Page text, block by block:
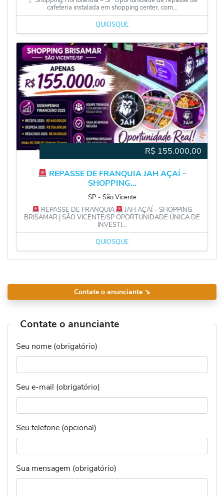
cafeteria instalada em shopping center, com...
QUIOSQUE
R$ 155.000,00
REPASSE DE FRANQUIA JAH AÇAÍ –
SHOPPING...
SP ‐ São Vicente
REPASSE DE FRANQUIA
JAH AÇAÍ – SHOPPING
BRISAMAR | SÃO VICENTE/SP OPORTUNIDADE ÚNICA DE
INVESTI...
QUIOSQUE
Contate o anunciante ➘
Contate o anunciante
Seu nome (obrigatório)
Seu e-mail (obrigatório)
Seu telefone (opcional)
Sua mensagem (obrigatório)